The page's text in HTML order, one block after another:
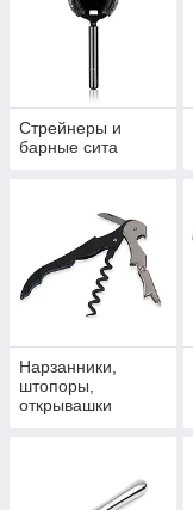
и износостойких
самую «запарную»
Создавайте
для этого всё
Стрейнеры и
барные сита
Нарзанники,
штопоры,
открывашки